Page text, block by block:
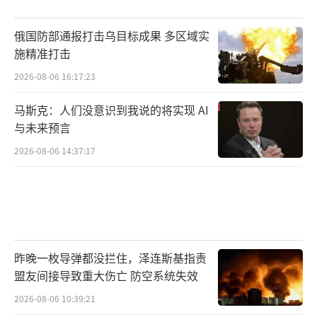
俄国防部通报打击乌目标成果 多区域实
施精准打击
2026-08-06 16:17:23
马斯克：人们没意识到我说的将实现 AI
与未来预言
2026-08-06 14:37:17
昨晚一枚导弹都没拦住，泽连斯基指责
盟友间接导致重大伤亡 防空系统失效
2026-08-06 10:39:21